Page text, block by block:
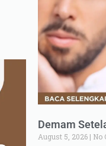
Demam
August 5, 2026 No